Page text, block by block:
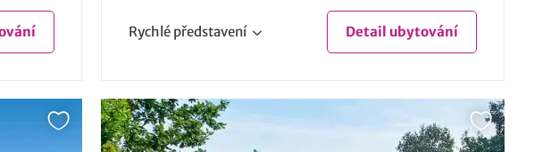
Rychlé představení Detail ubytování